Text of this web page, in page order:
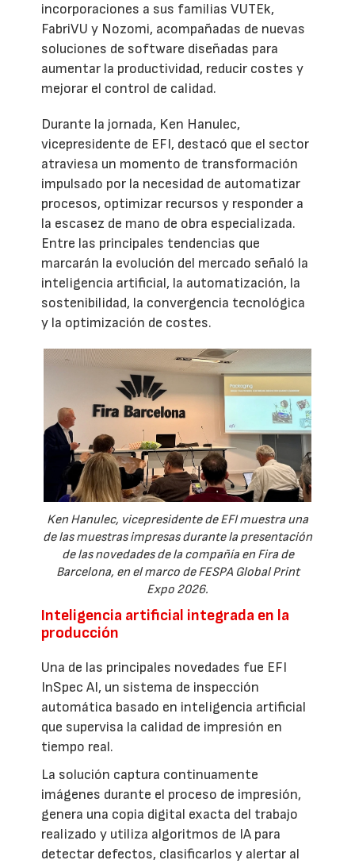
incorporaciones a sus familias VUTEk,
FabriVU y Nozomi, acompañadas de nuevas
soluciones de software diseñadas para
aumentar la productividad, reducir costes y
mejorar el control de calidad.
Durante la jornada, Ken Hanulec,
vicepresidente de EFI, destacó que el sector
atraviesa un momento de transformación
impulsado por la necesidad de automatizar
procesos, optimizar recursos y responder a
la escasez de mano de obra especializada.
Entre las principales tendencias que
marcarán la evolución del mercado señaló la
inteligencia artificial, la automatización, la
sostenibilidad, la convergencia tecnológica
y la optimización de costes.
Ken Hanulec, vicepresidente de EFI muestra una
de las muestras impresas durante la presentación
de las novedades de la compañía en Fira de
Barcelona, en el marco de FESPA Global Print
Expo 2026.
Inteligencia artificial integrada en la
producción
Una de las principales novedades fue EFI
InSpec AI, un sistema de inspección
automática basado en inteligencia artificial
que supervisa la calidad de impresión en
tiempo real.
La solución captura continuamente
imágenes durante el proceso de impresión,
genera una copia digital exacta del trabajo
realizado y utiliza algoritmos de IA para
detectar defectos, clasificarlos y alertar al